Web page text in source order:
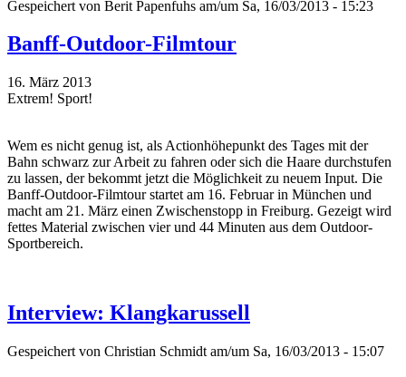
Gespeichert von Berit Papenfuhs am/um Sa, 16/03/2013 - 15:23
Banff-Outdoor-Filmtour
16. März 2013
Extrem! Sport!
Wem es nicht genug ist, als Actionhöhepunkt des Tages mit der
Bahn schwarz zur Arbeit zu fahren oder sich die Haare durchstufen
zu lassen, der bekommt jetzt die Möglichkeit zu neuem Input. Die
Banff-Outdoor-Filmtour startet am 16. Februar in München und
macht am 21. März einen Zwischenstopp in Freiburg. Gezeigt wird
fettes Material zwischen vier und 44 Minuten aus dem Outdoor-
Sportbereich.
Interview: Klangkarussell
Gespeichert von Christian Schmidt am/um Sa, 16/03/2013 - 15:07